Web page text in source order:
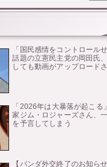
「国民感情をコントロール
話題の立憲民主党の岡田氏
しても動画がアップロード
「2026年は大暴落が起こる
家ジム・ロジャーズさん、
を予言してしまう
【パンダ外交終了のお知ら